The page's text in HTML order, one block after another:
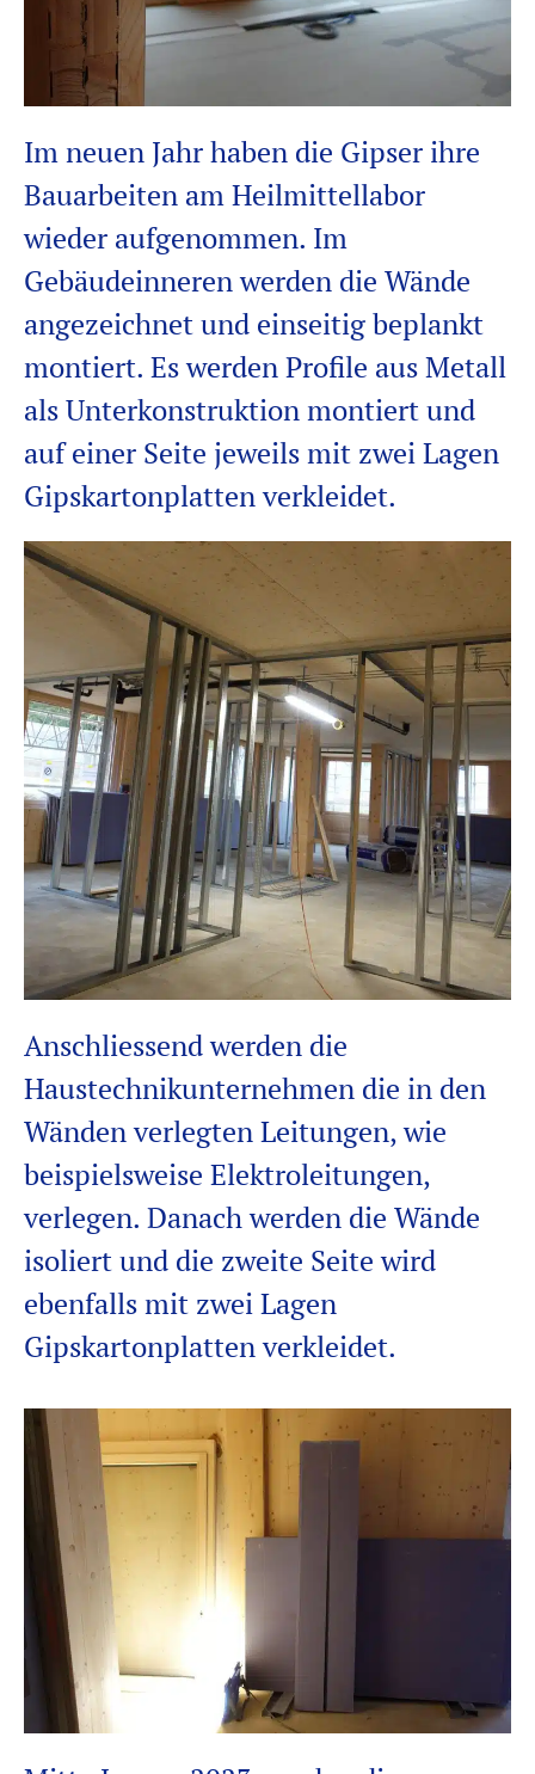
Im neuen Jahr haben die Gipser ihre
Bauarbeiten am Heilmittellabor
wieder aufgenommen. Im
Gebäudeinneren werden die Wände
angezeichnet und einseitig beplankt
montiert. Es werden Profile aus Metall
als Unterkonstruktion montiert und
auf einer Seite jeweils mit zwei Lagen
Gipskartonplatten verkleidet.
Anschliessend werden die
Haustechnikunternehmen die in den
Wänden verlegten Leitungen, wie
beispielsweise Elektroleitungen,
verlegen. Danach werden die Wände
isoliert und die zweite Seite wird
ebenfalls mit zwei Lagen
Gipskartonplatten verkleidet.